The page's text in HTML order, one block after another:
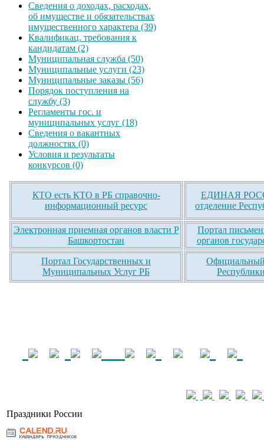
Сведения о доходах, расходах,
об имуществе и обязательствах
имущественного характера (39)
Квалификац. требования к
кандидатам (2)
Муниципальная служба (50)
Муниципальные услуги (23)
Муниципальные заказы (56)
Порядок поступления на
службу (3)
Регламенты гос. и
муниципальных услуг (18)
Сведения о вакантных
должностях (0)
Условия и результаты
конкурсов (0)
КТО есть КТО в РБ справочно-
информационный ресурс
ЕДИНАЯ
отделение
Электронная приемная органов власти Р
Башкортостан
Портал
органов
Портал Государственных и
Муниципальных Услуг РБ
Официальный
Праздники России